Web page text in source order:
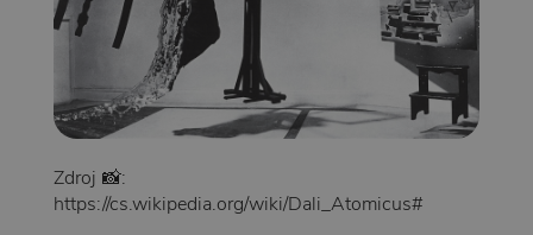
Zdroj 📸:
https://cs.wikipedia.org/wiki/Dali_Atomicus#